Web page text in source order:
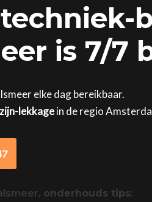
is 7/7
elke dag bereikbaar.
lekkagein de regio
onderhouds tips: